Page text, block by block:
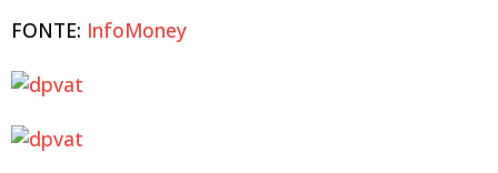
FONTE: InfoMoney